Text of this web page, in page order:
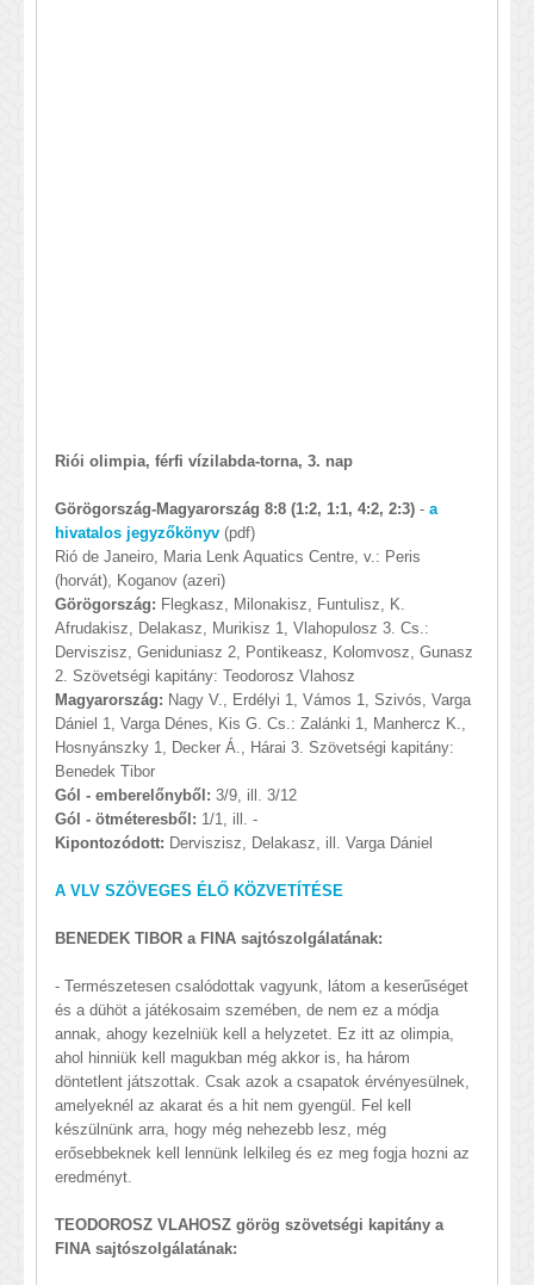
Riói olimpia, férfi vízilabda-torna, 3. nap
Görögország-Magyarország 8:8 (1:2, 1:1, 4:2, 2:3) - a
hivatalos jegyzőkönyv (pdf)
Rió de Janeiro, Maria Lenk Aquatics Centre, v.: Peris
(horvát), Koganov (azeri)
Görögország: Flegkasz, Milonakisz, Funtulisz, K.
Afrudakisz, Delakasz, Murikisz 1, Vlahopulosz 3. Cs.:
Derviszisz, Geniduniasz 2, Pontikeasz, Kolomvosz, Gunasz
2. Szövetségi kapitány: Teodorosz Vlahosz
Magyarország: Nagy V., Erdélyi 1, Vámos 1, Szivós, Varga
Dániel 1, Varga Dénes, Kis G. Cs.: Zalánki 1, Manhercz K.,
Hosnyánszky 1, Decker Á., Hárai 3. Szövetségi kapitány:
Benedek Tibor
Gól - emberelőnyből: 3/9, ill. 3/12
Gól - ötméteresből: 1/1, ill. -
Kipontozódott: Derviszisz, Delakasz, ill. Varga Dániel
A VLV SZÖVEGES ÉLŐ KÖZVETÍTÉSE
BENEDEK TIBOR a FINA sajtószolgálatának:
- Természetesen csalódottak vagyunk, látom a keserűséget
és a dühöt a játékosaim szemében, de nem ez a módja
annak, ahogy kezelniük kell a helyzetet. Ez itt az olimpia,
ahol hinniük kell magukban még akkor is, ha három
döntetlent játszottak. Csak azok a csapatok érvényesülnek,
amelyeknél az akarat és a hit nem gyengül. Fel kell
készülnünk arra, hogy még nehezebb lesz, még
erősebbeknek kell lennünk lelkileg és ez meg fogja hozni az
eredményt.
TEODOROSZ VLAHOSZ görög szövetségi kapitány a
FINA sajtószolgálatának: